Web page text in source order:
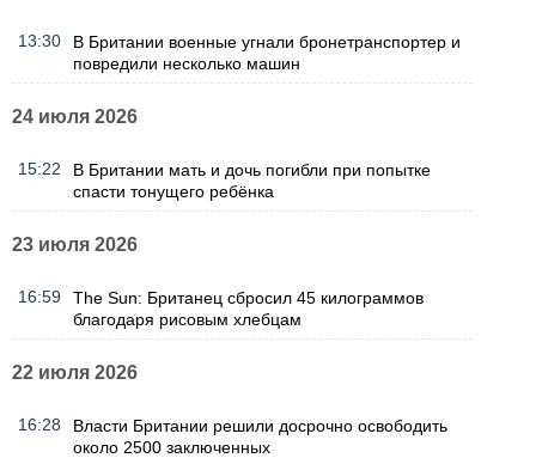
13:30
В Британии военные угнали бронетранспортер и
повредили несколько машин
24 июля 2026
15:22
В Британии мать и дочь погибли при попытке
спасти тонущего ребёнка
23 июля 2026
16:59
The Sun: Британец сбросил 45 килограммов
благодаря рисовым хлебцам
22 июля 2026
16:28
Власти Британии решили досрочно освободить
около 2500 заключенных